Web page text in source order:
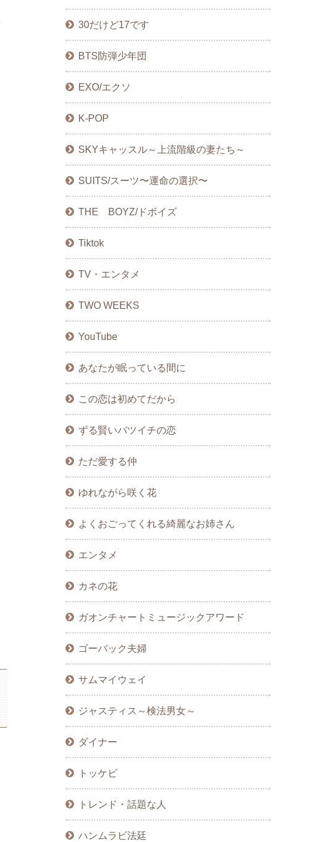
30だけど17です
BTS防弾少年団
EXO/エクソ
K-POP
SKYキャッスル～上流階級の妻たち～
SUITS/スーツ〜運命の選択〜
THE BOYZ/ドボイズ
Tiktok
TV・エンタメ
TWO WEEKS
YouTube
あなたが眠っている間に
この恋は初めてだから
ずる賢いバツイチの恋
ただ愛する仲
ゆれながら咲く花
よくおごってくれる綺麗なお姉さん
エンタメ
カネの花
ガオンチャートミュージックアワード
ゴーバック夫婦
サムマイウェイ
ジャスティス～検法男女～
ダイナー
トッケビ
トレンド・話題な人
ハンムラビ法廷